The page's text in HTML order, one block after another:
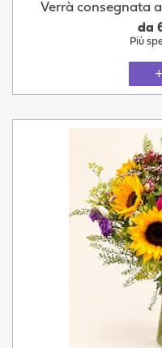
Verrà consegnata
da
Più